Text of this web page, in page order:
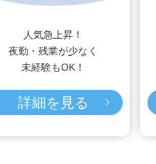
人気急上昇！
夜勤・残業が少なく
未経験もOK！
詳細を見る